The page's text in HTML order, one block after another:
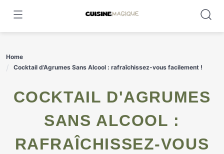
content
Home
Cocktail d’Agrumes Sans Alcool : rafraîchissez-vous facilement !
COCKTAIL D'AGRUMES
SANS ALCOOL :
RAFRAÎCHISSEZ-VOUS